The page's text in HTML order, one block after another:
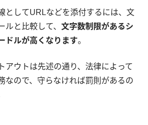
としてURLなどを添付するには、文
ルと比較して、 文字数制限があるシ
ドルが高くなります。
アウトは先述の通り、法律によって
なので、守らなければ罰則があるの